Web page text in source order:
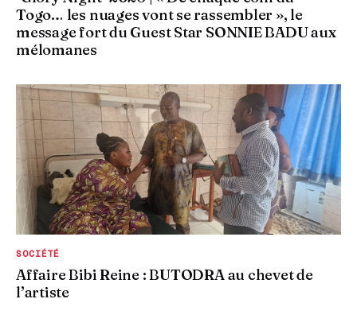
Togo… les nuages vont se rassembler », le
message fort du Guest Star SONNIE BADU aux
mélomanes
SOCIÉTÉ
Affaire Bibi Reine : BUTODRA au chevet de
l’artiste